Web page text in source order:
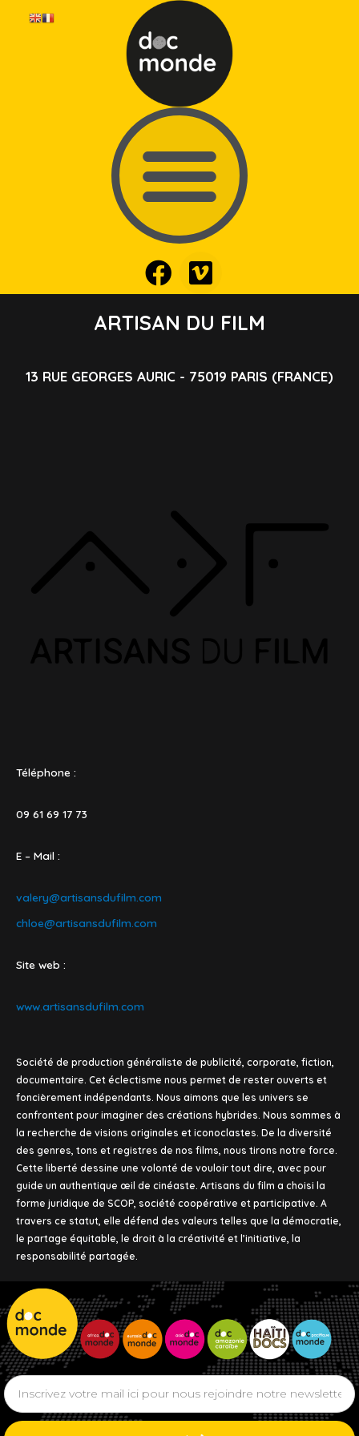
ARTISAN DU FILM
13 RUE GEORGES AURIC - 75019 PARIS (FRANCE)
Téléphone :
09 61 69 17 73
E – Mail :
valery@artisansdufilm.com
chloe@artisansdufilm.com
Site web :
www.artisansdufilm.com
Société de production généraliste de publicité, corporate, fiction,
documentaire. Cet éclectisme nous permet de rester ouverts et
foncièrement indépendants. Nous aimons que les univers se
confrontent pour imaginer des créations hybrides. Nous sommes à
la recherche de visions originales et iconoclastes. De la diversité
des genres, tons et registres de nos films, nous tirons notre force.
Cette liberté dessine une volonté de vouloir tout dire, avec pour
guide un authentique œil de cinéaste. Artisans du film a choisi la
forme juridique de SCOP, société coopérative et participative. A
travers ce statut, elle défend des valeurs telles que la démocratie,
le partage équitable, le droit à la créativité et l’initiative, la
responsabilité partagée.